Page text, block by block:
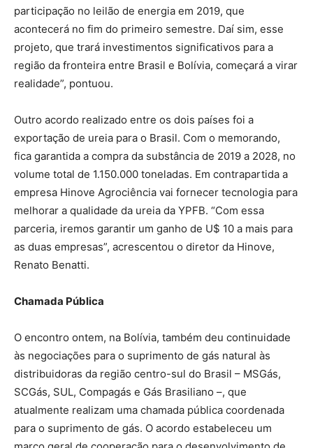
participação no leilão de energia em 2019, que
acontecerá no fim do primeiro semestre. Daí sim, esse
projeto, que trará investimentos significativos para a
região da fronteira entre Brasil e Bolívia, começará a virar
realidade”, pontuou.
Outro acordo realizado entre os dois países foi a
exportação de ureia para o Brasil. Com o memorando,
fica garantida a compra da substância de 2019 a 2028, no
volume total de 1.150.000 toneladas. Em contrapartida a
empresa Hinove Agrociência vai fornecer tecnologia para
melhorar a qualidade da ureia da YPFB. “Com essa
parceria, iremos garantir um ganho de U$ 10 a mais para
as duas empresas”, acrescentou o diretor da Hinove,
Renato Benatti.
Chamada Pública
O encontro ontem, na Bolívia, também deu continuidade
às negociações para o suprimento de gás natural às
distribuidoras da região centro-sul do Brasil – MSGás,
SCGás, SUL, Compagás e Gás Brasiliano –, que
atualmente realizam uma chamada pública coordenada
para o suprimento de gás. O acordo estabeleceu um